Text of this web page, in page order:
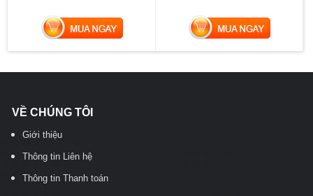
MUA NGAY MUA NGAY
VỀ CHÚNG TÔI
Giới thiệu
Thông tin Liên hệ
Thông tin Thanh toán